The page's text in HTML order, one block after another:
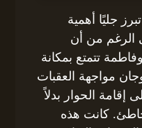
جليًا أهمية
الرغم من أن
تتمتع بمكانة
مواجهة العقبات
الحوار بدلاً
كانت هذه